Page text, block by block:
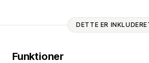
DETTE ER
Funktioner